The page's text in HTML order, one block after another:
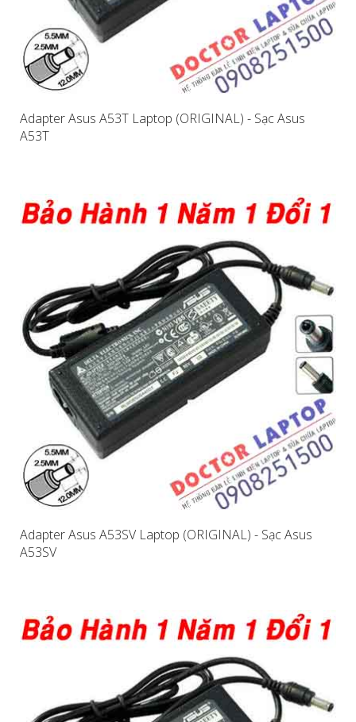
Adapter Asus A53T Laptop (ORIGINAL) - Sạc Asus
A53T
Adapter Asus A53SV Laptop (ORIGINAL) - Sạc Asus
A53SV